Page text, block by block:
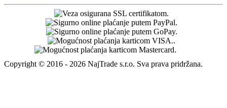
Copyright © 2016 - 2026 NajTrade s.r.o. Sva prava pridržana.